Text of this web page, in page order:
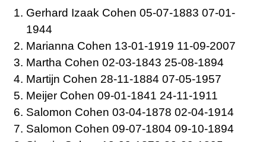
Gerhard Izaak Cohen 05-07-1883 07-01-
1944
Marianna Cohen 13-01-1919 11-09-2007
Martha Cohen 02-03-1843 25-08-1894
Martijn Cohen 28-11-1884 07-05-1957
Meijer Cohen 09-01-1841 24-11-1911
Salomon Cohen 03-04-1878 02-04-1914
Salomon Cohen 09-07-1804 09-10-1894